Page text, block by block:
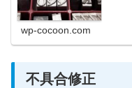
wp-cocoon.com
不具合修正